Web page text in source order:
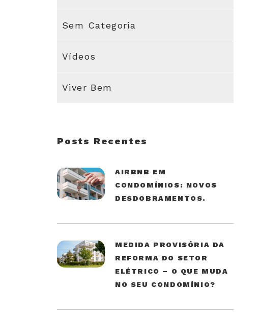
Sem Categoria
Vídeos
Viver Bem
Posts Recentes
AIRBNB EM
CONDOMÍNIOS: NOVOS
DESDOBRAMENTOS.
MEDIDA PROVISÓRIA DA
REFORMA DO SETOR
ELÉTRICO – O QUE MUDA
NO SEU CONDOMÍNIO?